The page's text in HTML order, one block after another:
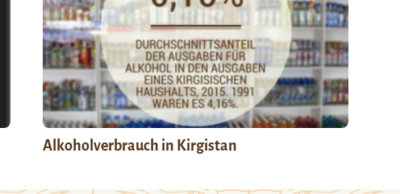
Alkoholverbrauch in Kirgistan